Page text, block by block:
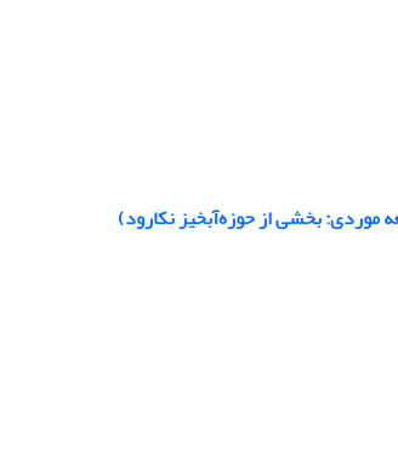
موردی: بخشی از حوزه‌آبخیز نکارود)